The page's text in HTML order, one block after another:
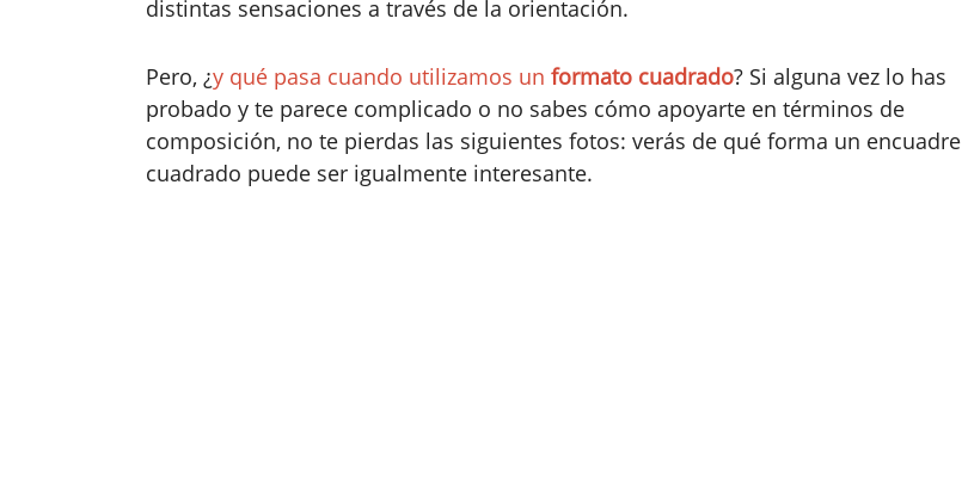
distintas sensaciones a través de la orientación.
Pero, ¿y qué pasa cuando utilizamos un formato cuadrado? Si alguna vez lo has
probado y te parece complicado o no sabes cómo apoyarte en términos de
composición, no te pierdas las siguientes fotos: verás de qué forma un encuadre
cuadrado puede ser igualmente interesante.